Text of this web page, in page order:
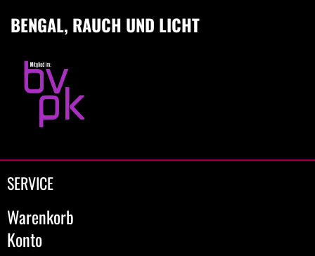
BENGAL, RAUCH UND LICHT
SERVICE
Warenkorb
Konto